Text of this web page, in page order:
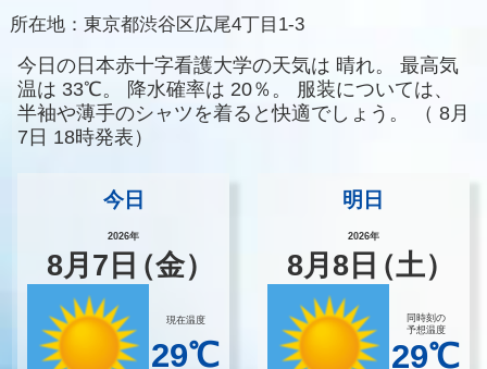
所在地： 東京都渋谷区広尾4丁目1-3
今日の日本赤十字看護大学の天気は 晴れ。
最高気
温は 33℃。 降水確率は 20％。
服装については、
半袖や薄手のシャツを着ると快適でしょう。
（ 8月
7日 18時発表）
今日
2026年
8月 7 日（金）
現在温度
29℃
明日
2026年
8月8 日（土）
同時刻の
予想温度
29℃